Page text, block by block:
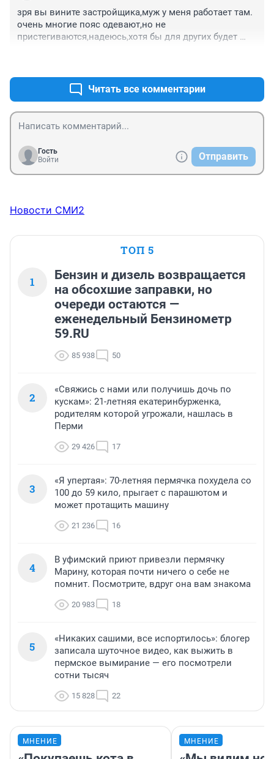
работодателя. Нет рабочей дисциплины. Равнодушие
сослуживцев - вот что страшно.
зря вы вините застройщика,муж у меня работает там.
очень многие пояс одевают,но не
пристегиваются,надеюсь,хотя бы для других будет
Читать все комментарии
Гость
Войти
Отправить
Новости СМИ2
ТОП 5
1
Бензин и дизель возвращается
на обсохшие заправки, но
очереди остаются —
еженедельный Бензинометр
59.RU
85 938 50
2
«Свяжись с нами или получишь дочь по
кускам»: 21-летняя екатеринбурженка,
родителям которой угрожали, нашлась в
Перми
29 426 17
3
«Я упертая»: 70-летняя пермячка похудела со
100 до 59 кило, прыгает с парашютом и
может протащить машину
21 236 16
4
В уфимский приют привезли пермячку
Марину, которая почти ничего о себе не
помнит. Посмотрите, вдруг она вам знакома
20 983 18
5
«Никаких сашими, все испортилось»: блогер
записала шуточное видео, как выжить в
пермское вымирание — его посмотрели
сотни тысяч
15 828 22
МНЕНИЕ МНЕНИЕ